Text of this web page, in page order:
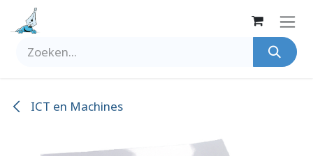
Overslaan naar inhoud
ICT en Machines